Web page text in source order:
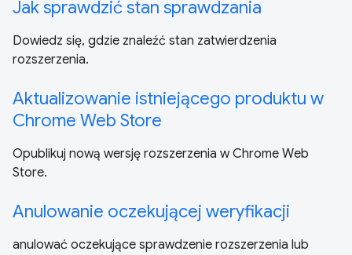
Jak sprawdzić stan sprawdzania
Dowiedz się, gdzie znaleźć stan zatwierdzenia
rozszerzenia.
Aktualizowanie istniejącego produktu w
Chrome Web Store
Opublikuj nową wersję rozszerzenia w Chrome Web
Store.
Anulowanie oczekującej weryfikacji
anulować oczekujące sprawdzenie rozszerzenia lub